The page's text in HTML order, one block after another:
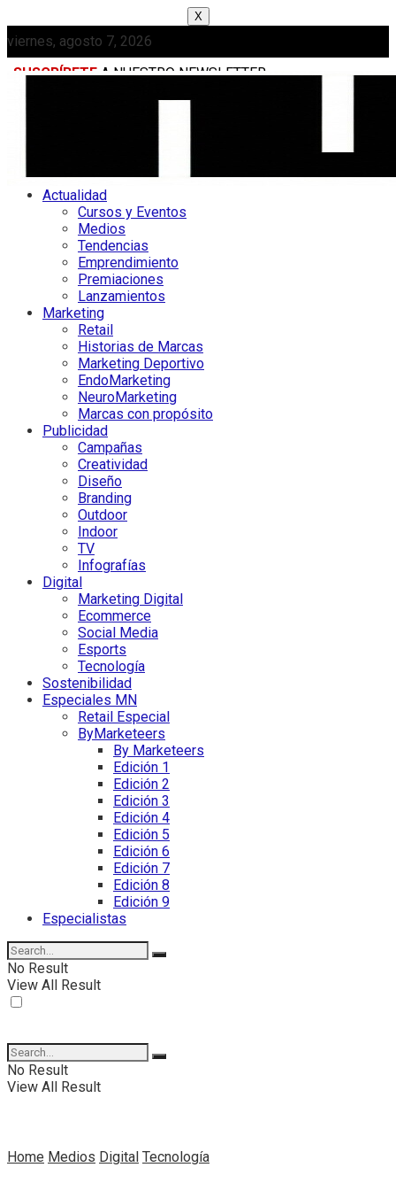
X
viernes, agosto 7, 2026
SUSCRÍBETE A NUESTRO NEWSLETTER
Actualidad
Cursos y Eventos
Medios
Tendencias
Emprendimiento
Premiaciones
Lanzamientos
Marketing
Retail
Historias de Marcas
Marketing Deportivo
EndoMarketing
NeuroMarketing
Marcas con propósito
Publicidad
Campañas
Creatividad
Diseño
Branding
Outdoor
Indoor
TV
Infografías
Digital
Marketing Digital
Ecommerce
Social Media
Esports
Tecnología
Sostenibilidad
Especiales MN
Retail Especial
ByMarketeers
By Marketeers
Edición 1
Edición 2
Edición 3
Edición 4
Edición 5
Edición 6
Edición 7
Edición 8
Edición 9
Especialistas
No Result
View All Result
No Result
View All Result
Home Medios Digital Tecnología